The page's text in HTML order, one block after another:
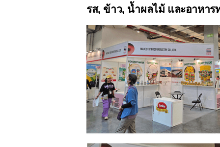
รส, ข้าว, น้ำผลไม้ และอาหาร